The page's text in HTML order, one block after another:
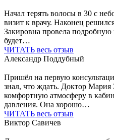
Начал терять волосы в 30 с
визит к врачу. Наконец
Закировна провела подробную
будет…
ЧИТАТЬ весь отзыв
Александр Поддубный
Пришёл на первую
знал, что ждать. Доктор Мария
комфортную атмосферу в
давления. Она хорошо…
ЧИТАТЬ весь отзыв
Виктор Савичев